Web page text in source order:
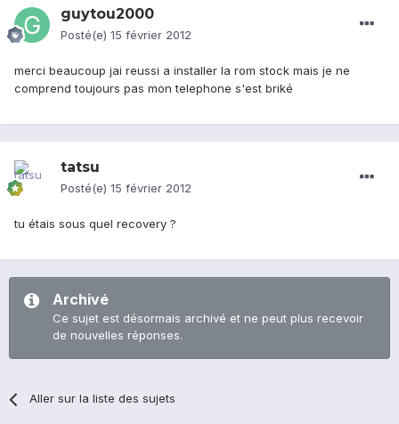
guytou2000
Posté(e) 15 février 2012
merci beaucoup jai reussi a installer la rom stock mais je ne
comprend toujours pas mon telephone s'est briké
tatsu
Posté(e) 15 février 2012
tu étais sous quel recovery ?
Archivé
Ce sujet est désormais archivé et ne peut plus recevoir
de nouvelles réponses.
Aller sur la liste des sujets